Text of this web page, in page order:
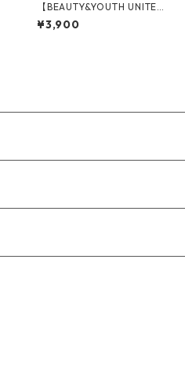
【BEAUTY&YOUTH UNITED
ARROWS】リネン混花柄イ
ージーパンツ 総柄 M 古着
¥3,900